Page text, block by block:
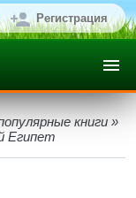
Регистрация
книги »
Египет